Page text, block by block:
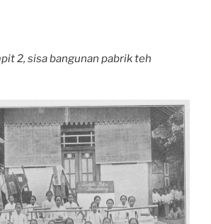
2, sisa bangunan pabrik teh